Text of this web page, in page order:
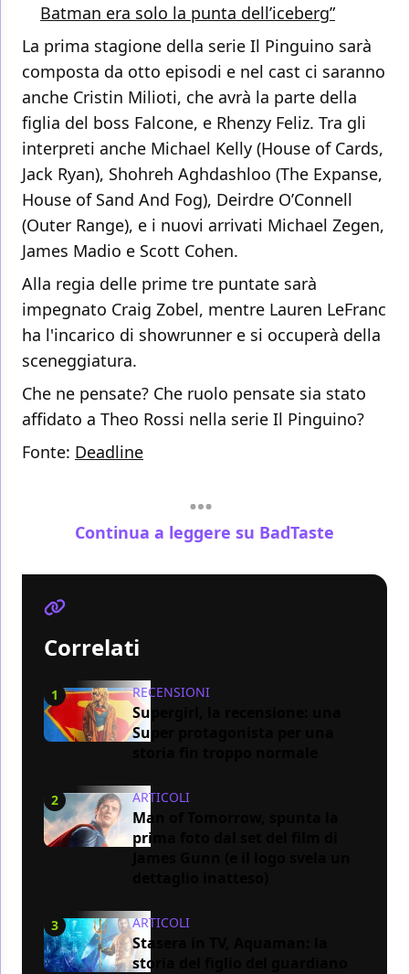
Batman era solo la punta dell’iceberg”
La prima stagione della serie Il Pinguino sarà
composta da otto episodi e nel cast ci saranno
anche Cristin Milioti, che avrà la parte della
figlia del boss Falcone, e Rhenzy Feliz. Tra gli
interpreti anche Michael Kelly (House of Cards,
Jack Ryan), Shohreh Aghdashloo (The Expanse,
House of Sand And Fog), Deirdre O’Connell
(Outer Range), e i nuovi arrivati Michael Zegen,
James Madio e Scott Cohen.
Alla regia delle prime tre puntate sarà
impegnato Craig Zobel, mentre Lauren LeFranc
ha l'incarico di showrunner e si occuperà della
sceneggiatura.
Che ne pensate? Che ruolo pensate sia stato
affidato a Theo Rossi nella serie Il Pinguino?
Fonte: Deadline
Continua a leggere su BadTaste
Correlati
1 RECENSIONI
Supergirl, la recensione: una
Super protagonista per una
2 ARTICOLI
Man of Tomorrow, spunta la
prima foto dal set del film di
3 ARTICOLI
Stasera in TV, Aquaman: la
storia del figlio del guardiano